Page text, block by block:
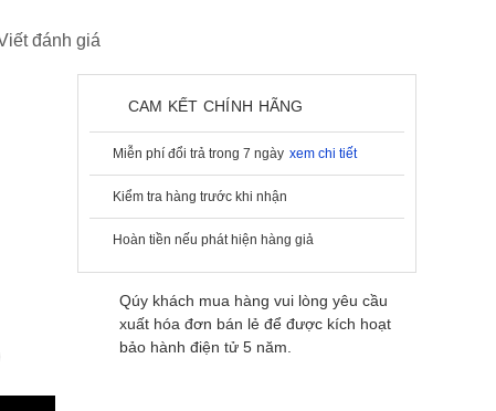
đánh giá
CAM KẾT CHÍNH HÃNG
Miễn phí đổi trả trong 7 ngày xem chi tiết
Kiểm tra hàng trước khi nhận
Hoàn tiền nếu phát hiện hàng giả
Qúy khách mua hàng vui lòng yêu cầu
xuất hóa đơn bán lẻ để được kích hoạt
bảo hành điện tử 5 năm.